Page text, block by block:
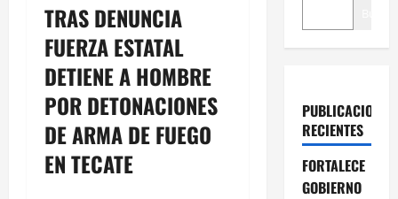
TRAS DENUNCIA
FUERZA ESTATAL
DETIENE A HOMBRE
POR DETONACIONES
DE ARMA DE FUEGO
EN TECATE
PUBLICACIONES
RECIENTES
FORTALECE
GOBIERNO